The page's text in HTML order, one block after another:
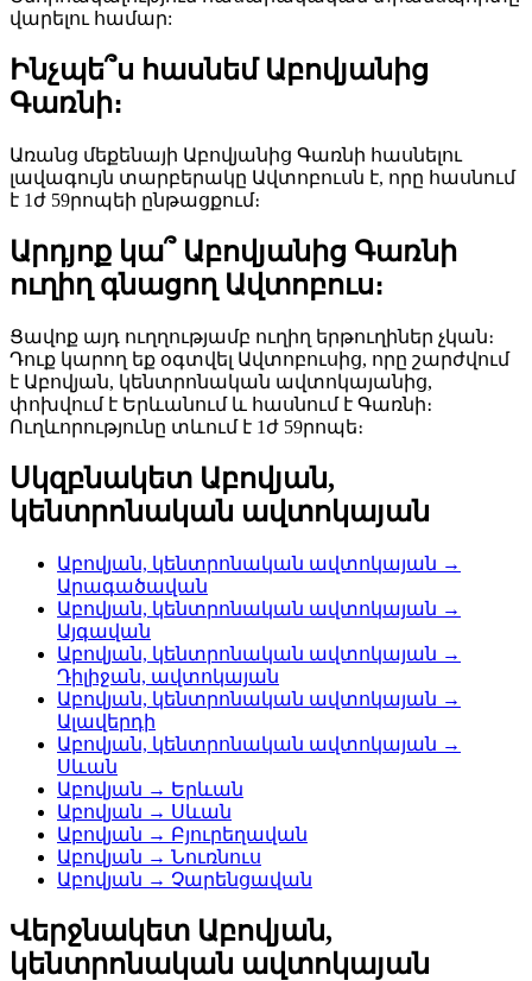
վարելու համար:
Ինչպե՞ս հասնեմ Աբովյանից
Գառնի։
Առանց մեքենայի Աբովյանից Գառնի հասնելու
լավագույն տարբերակը Ավտոբուսն է, որը հասնում
է 1ժ 59րոպեի ընթացքում։
Արդյոք կա՞ Աբովյանից Գառնի
ուղիղ գնացող Ավտոբուս։
Ցավոք այդ ուղղությամբ ուղիղ երթուղիներ չկան։
Դուք կարող եք օգտվել Ավտոբուսից, որը շարժվում
է Աբովյան, կենտրոնական ավտոկայանից,
փոխվում է Երևանում և հասնում է Գառնի։
Ուղևորությունը տևում է 1ժ 59րոպե։
Սկզբնակետ Աբովյան,
կենտրոնական ավտոկայան
Աբովյան, կենտրոնական ավտոկայան →
Արագածավան
Աբովյան, կենտրոնական ավտոկայան →
Այգավան
Աբովյան, կենտրոնական ավտոկայան →
Դիլիջան, ավտոկայան
Աբովյան, կենտրոնական ավտոկայան →
Ալավերդի
Աբովյան, կենտրոնական ավտոկայան →
Սևան
Աբովյան → Երևան
Աբովյան → Սևան
Աբովյան → Բյուրեղավան
Աբովյան → Նուռնուս
Աբովյան → Չարենցավան
Վերջնակետ Աբովյան,
կենտրոնական ավտոկայան